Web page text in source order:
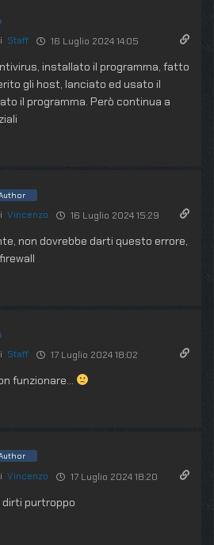
Staff 16 Luglio 2024 14:05
installato il programma, fatto
gli host, lanciato ed usato il
il programma. Però continua a
Vincenzo 16 Luglio 2024 15:29
non dovrebbe darti questo errore,
Staff 17 Luglio 2024 18:02
funzionare…
Vincenzo 17 Luglio 2024 18:20
dirti purtroppo